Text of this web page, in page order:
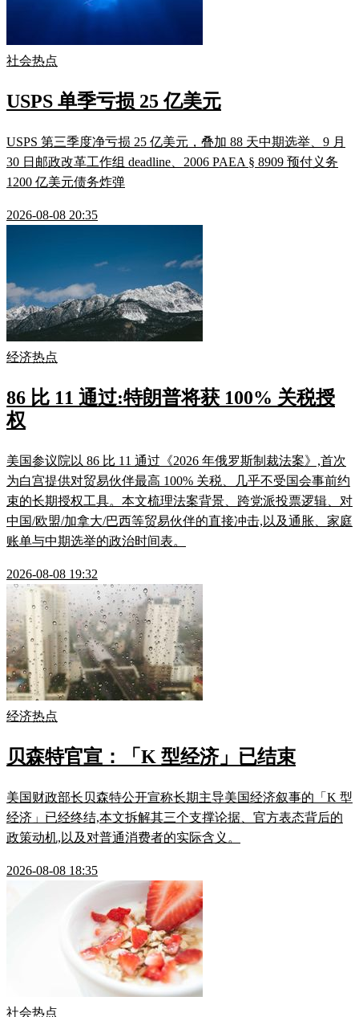
社会热点
USPS 单季亏损 25 亿美元
USPS 第三季度净亏损 25 亿美元，叠加 88 天中期选举、9 月
30 日邮政改革工作组 deadline、2006 PAEA § 8909 预付义务
1200 亿美元债务炸弹
2026-08-08 20:35
经济热点
86 比 11 通过:特朗普将获 100% 关税授
权
美国参议院以 86 比 11 通过《2026 年俄罗斯制裁法案》,首次
为白宫提供对贸易伙伴最高 100% 关税、几乎不受国会事前约
束的长期授权工具。本文梳理法案背景、跨党派投票逻辑、对
中国/欧盟/加拿大/巴西等贸易伙伴的直接冲击,以及通胀、家庭
账单与中期选举的政治时间表。
2026-08-08 19:32
经济热点
贝森特官宣：「K 型经济」已结束
美国财政部长贝森特公开宣称长期主导美国经济叙事的「K 型
经济」已经终结,本文拆解其三个支撑论据、官方表态背后的
政策动机,以及对普通消费者的实际含义。
2026-08-08 18:35
社会热点